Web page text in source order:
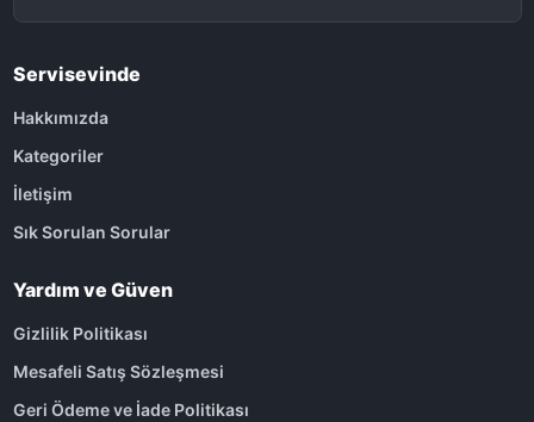
Servisevinde
Hakkımızda
Kategoriler
İletişim
Sık Sorulan Sorular
Yardım ve Güven
Gizlilik Politikası
Mesafeli Satış Sözleşmesi
Geri Ödeme ve İade Politikası